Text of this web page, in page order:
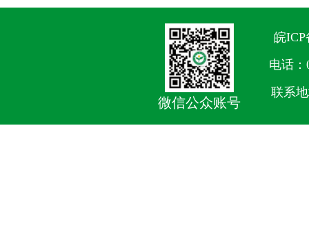
微信公众账号
皖ICP
电话：
联系